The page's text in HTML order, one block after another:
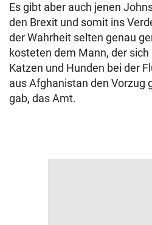
Es gibt aber auch jenen
den Brexit und somit ins
der Wahrheit selten genau
kosteten dem Mann, der
Katzen und Hunden bei der
aus Afghanistan den Vorzug
gab, das Amt.